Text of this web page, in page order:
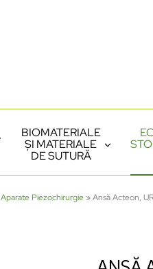
BIOMATERIALE
ȘI MATERIALE
DE SUTURĂ
Aparate Piezochirurgie »Ansă Acteon,